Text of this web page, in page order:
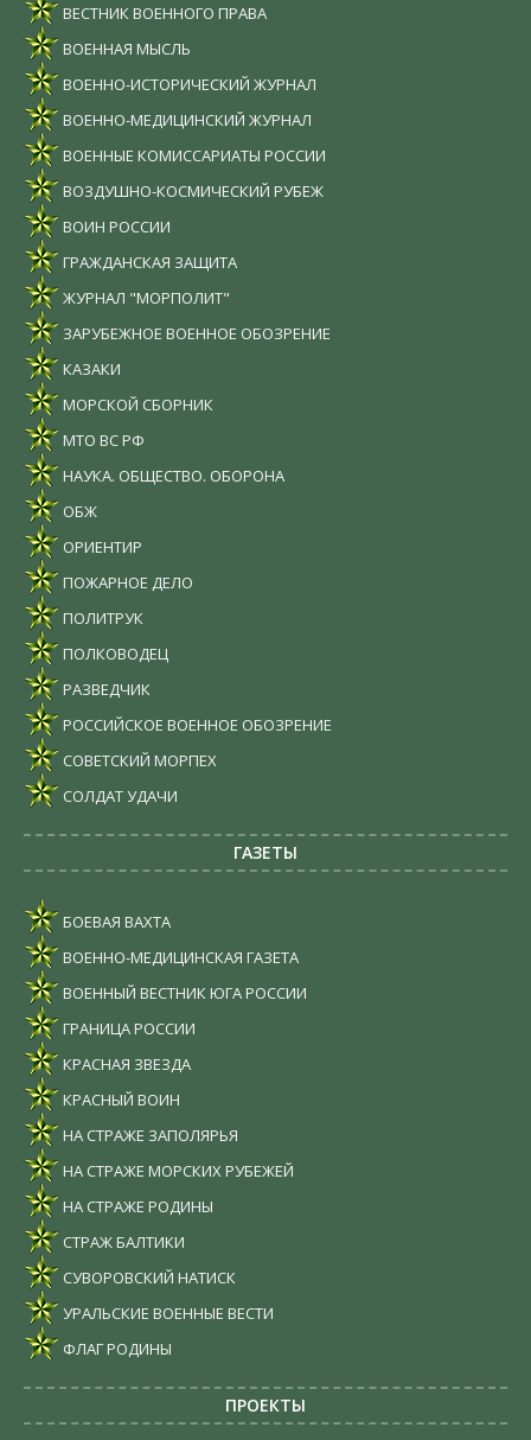
ВЕСТНИК ВОЕННОГО ПРАВА
ВОЕННАЯ МЫСЛЬ
ВОЕННО-ИСТОРИЧЕСКИЙ ЖУРНАЛ
ВОЕННО-МЕДИЦИНСКИЙ ЖУРНАЛ
ВОЕННЫЕ КОМИССАРИАТЫ РОССИИ
ВОЗДУШНО-КОСМИЧЕСКИЙ РУБЕЖ
ВОИН РОССИИ
ГРАЖДАНСКАЯ ЗАЩИТА
ЖУРНАЛ "МОРПОЛИТ"
ЗАРУБЕЖНОЕ ВОЕННОЕ ОБОЗРЕНИЕ
КАЗАКИ
МОРСКОЙ СБОРНИК
МТО ВС РФ
НАУКА. ОБЩЕСТВО. ОБОРОНА
ОБЖ
ОРИЕНТИР
ПОЖАРНОЕ ДЕЛО
ПОЛИТРУК
ПОЛКОВОДЕЦ
РАЗВЕДЧИК
РОССИЙСКОЕ ВОЕННОЕ ОБОЗРЕНИЕ
СОВЕТСКИЙ МОРПЕХ
СОЛДАТ УДАЧИ
ГАЗЕТЫ
БОЕВАЯ ВАХТА
ВОЕННО-МЕДИЦИНСКАЯ ГАЗЕТА
ВОЕННЫЙ ВЕСТНИК ЮГА РОССИИ
ГРАНИЦА РОССИИ
КРАСНАЯ ЗВЕЗДА
КРАСНЫЙ ВОИН
НА СТРАЖЕ ЗАПОЛЯРЬЯ
НА СТРАЖЕ МОРСКИХ РУБЕЖЕЙ
НА СТРАЖЕ РОДИНЫ
СТРАЖ БАЛТИКИ
СУВОРОВСКИЙ НАТИСК
УРАЛЬСКИЕ ВОЕННЫЕ ВЕСТИ
ФЛАГ РОДИНЫ
ПРОЕКТЫ